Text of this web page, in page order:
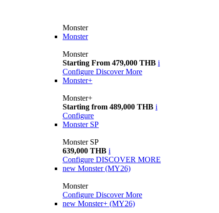
Monster
Monster
Monster
Starting From 479,000 THB i
Configure Discover More
Monster+
Monster+
Starting from 489,000 THB i
Configure
Monster SP
Monster SP
639,000 THB i
Configure DISCOVER MORE
new Monster (MY26)
Monster
Configure Discover More
new Monster+ (MY26)